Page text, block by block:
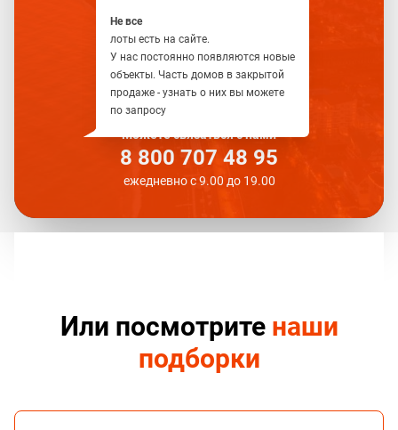
Можете связаться с нами
8 800 707 48 95
ежедневно с 9.00 до 19.00
Не все
лоты есть на сайте.
У нас постоянно появляются новые
объекты. Часть домов в закрытой
продаже - узнать о них вы можете
по запросу
Или посмотрите наши
подборки